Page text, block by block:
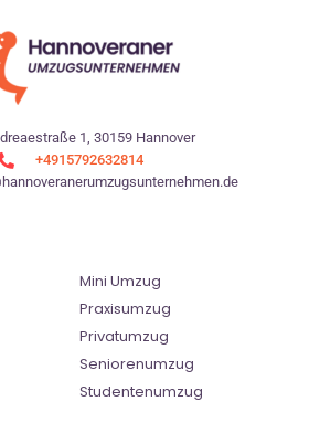
1, 30159 Hannover
+4915792632814
Mini Umzug
Praxisumzug
Privatumzug
Seniorenumzug
Studentenumzug